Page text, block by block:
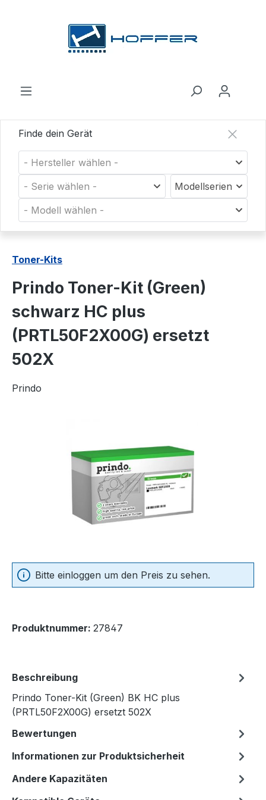
Finde dein Gerät
- Hersteller wählen -
- Serie wählen -
Modellserien
- Modell wählen -
Toner-Kits
Prindo Toner-Kit (Green)
schwarz HC plus
(PRTL50F2X00G) ersetzt
502X
Prindo
Bitte einloggen um den Preis zu sehen.
Produktnummer: 27847
Beschreibung
Prindo Toner-Kit (Green) BK HC plus
(PRTL50F2X00G) ersetzt 502X
Bewertungen
Informationen zur Produktsicherheit
Andere Kapazitäten